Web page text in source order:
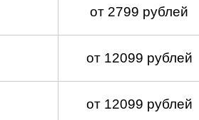
от 2799 рублей
от 12099 рублей
от 12099 рублей